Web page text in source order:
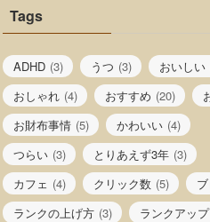
Tags
ADHD (3) うつ (3) おいしい
おしゃれ (4) おすすめ (20)
お財布事情 (5) かわいい (4)
つらい (3) とりあえず3年 (3)
カフェ (4) クリック数 (5)
ランクの上げ方 (3) ランクアップ